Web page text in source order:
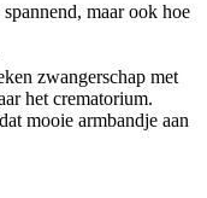
maar ook hoe
zwangerschap met
het crematorium.
mooie armbandje aan